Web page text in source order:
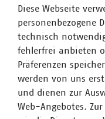
Diese Webseite
personenbezogene
technisch
fehlerfrei anbieten
Präferenzen
werden von uns
und dienen zur
Web-Angebotes.